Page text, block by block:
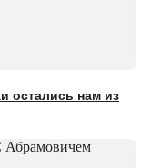
остались нам из